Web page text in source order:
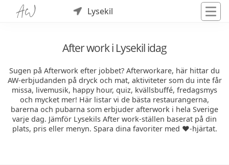
Lysekil
After work i Lysekil idag
Sugen på Afterwork efter jobbet? Afterworkare, här hittar du
AW-erbjudanden på dryck och mat, aktiviteter som du inte får
missa, livemusik, happy hour, quiz, kvällsbuffé, fredagsmys
och mycket mer! Här listar vi de bästa restaurangerna,
barerna och pubarna som erbjuder afterwork i hela Sverige
varje dag. Jämför Lysekils After work-ställen baserat på din
plats, pris eller menyn. Spara dina favoriter med ❤️-hjärtat.